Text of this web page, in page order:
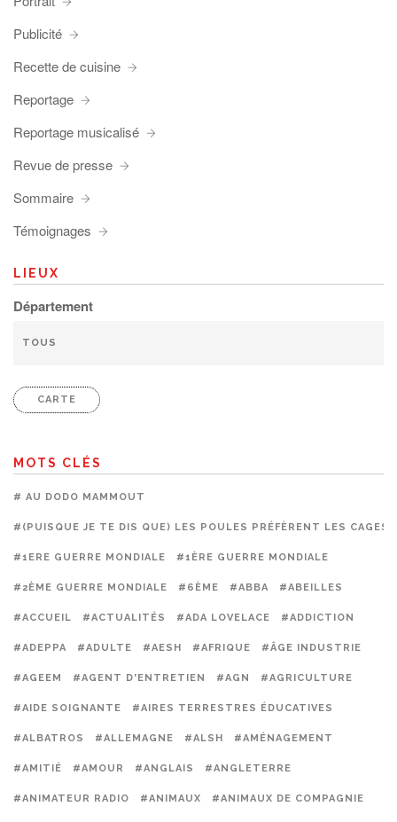
Publicité
Recette de cuisine
Reportage
Reportage musicalisé
Revue de presse
Sommaire
Témoignages
LIEUX
Département
CARTE
MOTS CLÉS
# AU DODO MAMMOUT
#(PUISQUE JE TE DIS QUE) LES POULES PRÉFÈRENT LES CAGES
#1ERE GUERRE MONDIALE #1ÈRE GUERRE MONDIALE
#2ÈME GUERRE MONDIALE #6ÈME #ABBA #ABEILLES
#ACCUEIL #ACTUALITÉS #ADA LOVELACE #ADDICTION
#ADEPPA #ADULTE #AESH #AFRIQUE #ÂGE INDUSTRIE
#AGEEM #AGENT D'ENTRETIEN #AGN #AGRICULTURE
#AIDE SOIGNANTE #AIRES TERRESTRES ÉDUCATIVES
#ALBATROS #ALLEMAGNE #ALSH #AMÉNAGEMENT
#AMITIÉ #AMOUR #ANGLAIS #ANGLETERRE
#ANIMATEUR RADIO #ANIMAUX #ANIMAUX DE COMPAGNIE